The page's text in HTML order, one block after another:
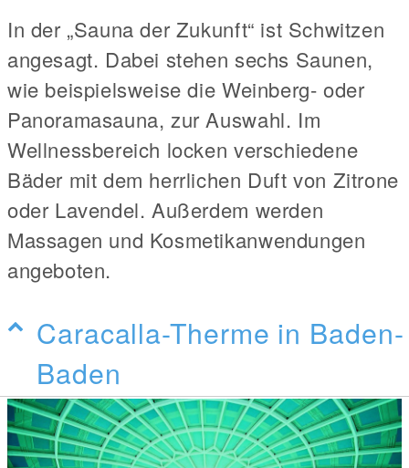
In der „Sauna der Zukunft“ ist Schwitzen
angesagt. Dabei stehen sechs Saunen,
wie beispielsweise die Weinberg- oder
Panoramasauna, zur Auswahl. Im
Wellnessbereich locken verschiedene
Bäder mit dem herrlichen Duft von Zitrone
oder Lavendel. Außerdem werden
Massagen und Kosmetikanwendungen
angeboten.
Caracalla-Therme in Baden-
Baden